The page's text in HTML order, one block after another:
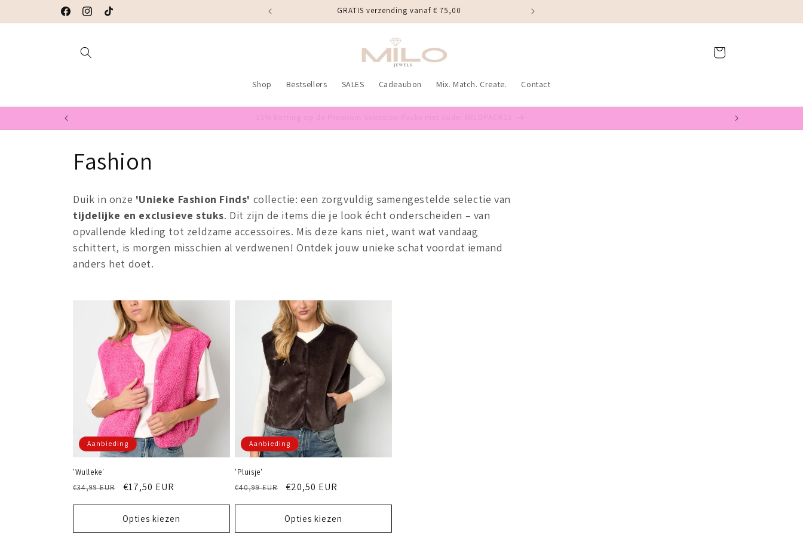
content
FacebookInstagramTikTok
Welkom op de webshop van MILO Jewels GRATIS verzending vanaf € 75,00
Shop Bestsellers SALES Cadeaubon Mix. Match. Create. Contact
Winkelwagen
C
o
l
l
Fashion
Duik in onze 'Unieke Fashion Finds' collectie: een zorgvuldig samengestelde selectie van
tijdelijke en exclusieve stuks. Dit zijn de items die je look écht onderscheiden – van
opvallende kleding tot zeldzame accessoires. Mis deze kans niet, want wat vandaag
schittert, is morgen misschien al verdwenen! Ontdek jouw unieke schat voordat iemand
anders het doet.
Aanbieding
'Wulleke'
Normale
€34,99 EUR Aanbiedingsprijs
€17,50 EUR
Opties kiezen
Aanbieding
'Pluisje'
Normale
€40,99 EUR Aanbiedingsprijs
€20,50 EUR
Opties kiezen